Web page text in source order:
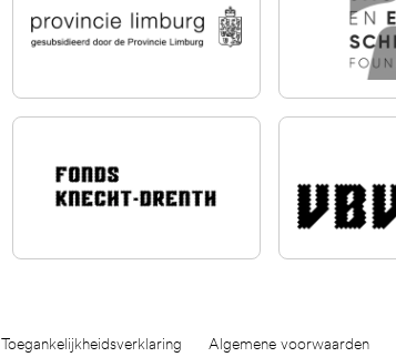
Toegankelijkheidsverklaring Algemene voorwaarden